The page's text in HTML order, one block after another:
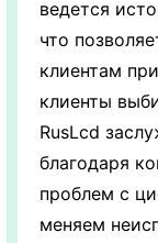
ведется
что
клиентам
клиенты
RusLcd
благодаря
проблем с
меняем